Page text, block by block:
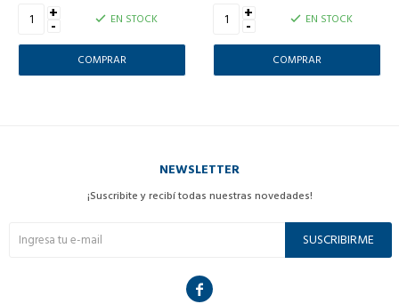
+
- EN STOCK +
- EN STOCK
NEWSLETTER
¡Suscribite y recibí todas nuestras novedades!
SUSCRIBIRME
